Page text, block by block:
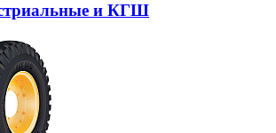
и КГШ